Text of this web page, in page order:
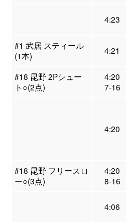
4:23
#1 武居 スティール
(1本)
4:21
#18 昆野 2Pシュー
ト○(2点)
4:20
7-16
4:20
#18 昆野 フリースロ
ー○(3点)
4:20
8-16
4:06